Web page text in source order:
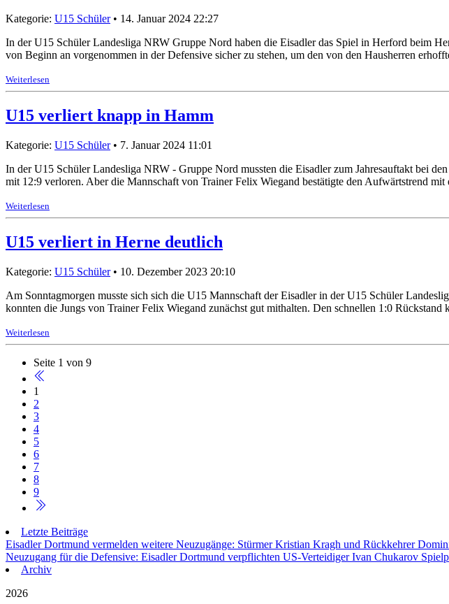
Kategorie: U15 Schüler• 14. Januar 2024 22:27
In der U15 Schüler Landesliga NRW Gruppe Nord haben die Eisadler das Spiel in Herford beim
von Beginn an vorgenommen in der Defensive sicher zu stehen, um den von den Hausherren
Weiterlesen
U15 verliert knapp in Hamm
Kategorie: U15 Schüler• 7. Januar 2024 11:01
In der U15 Schüler Landesliga NRW - Gruppe Nord mussten die Eisadler zum Jahresauftakt bei
mit 12:9 verloren. Aber die Mannschaft von Trainer Felix Wiegand bestätigte den Aufwärtstrend
Weiterlesen
U15 verliert in Herne deutlich
Kategorie: U15 Schüler• 10. Dezember 2023 20:10
Am Sonntagmorgen musste sich sich die U15 Mannschaft der Eisadler in der U15 Schüler
konnten die Jungs von Trainer Felix Wiegand zunächst gut mithalten. Den schnellen 1:0
Weiterlesen
Seite 1 von 9
1
2
3
4
5
6
7
8
9
Letzte Beiträge
Eisadler Dortmund vermelden weitere Neuzugänge: Stürmer Kristian Kragh und Rückkehrer
Neuzugang für die Defensive: Eisadler Dortmund verpflichten US-Verteidiger Ivan Chukarov
Archiv
2026